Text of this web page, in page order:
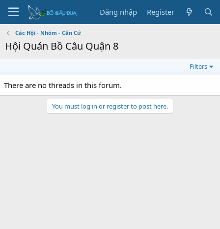
Đăng nhập Register
Các Hội - Nhóm - Căn Cứ
Hội Quán Bồ Câu Quận 8
Filters
There are no threads in this forum.
You must log in or register to post here.